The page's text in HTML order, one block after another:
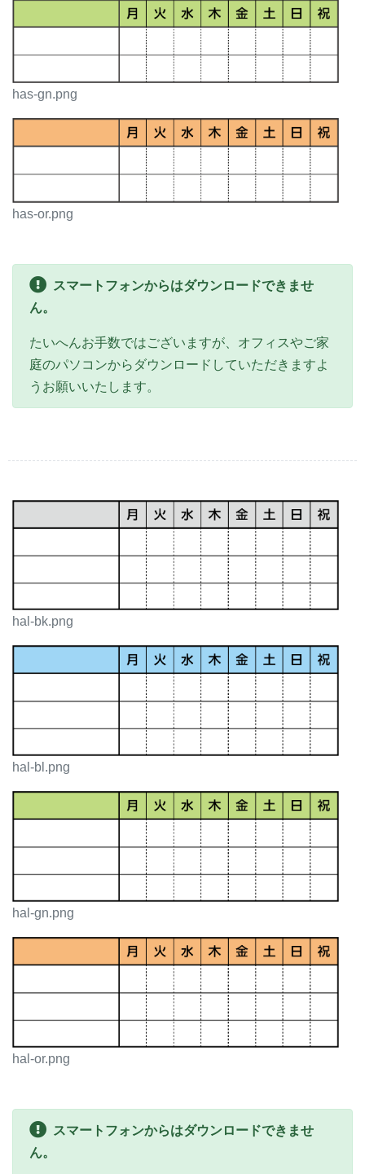
has-gn.png
has-or.png
スマートフォンからはダウンロードできませ
ん。
たいへんお手数ではございますが、オフィスやご家
庭のパソコンからダウンロードしていただきますよ
うお願いいたします。
hal-bk.png
hal-bl.png
hal-gn.png
hal-or.png
スマートフォンからはダウンロードできませ
ん。